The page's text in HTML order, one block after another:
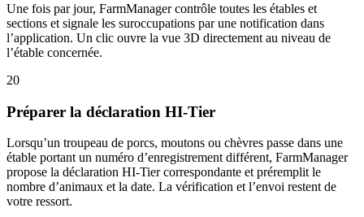
Une fois par jour, FarmManager contrôle toutes les étables et
sections et signale les suroccupations par une notification dans
l’application. Un clic ouvre la vue 3D directement au niveau de
l’étable concernée.
20
Préparer la déclaration HI-Tier
Lorsqu’un troupeau de porcs, moutons ou chèvres passe dans une
étable portant un numéro d’enregistrement différent, FarmManager
propose la déclaration HI-Tier correspondante et préremplit le
nombre d’animaux et la date. La vérification et l’envoi restent de
votre ressort.